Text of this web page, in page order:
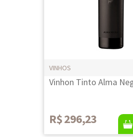
VINHOS
Vinhon Tinto Alma
R$ 296,23